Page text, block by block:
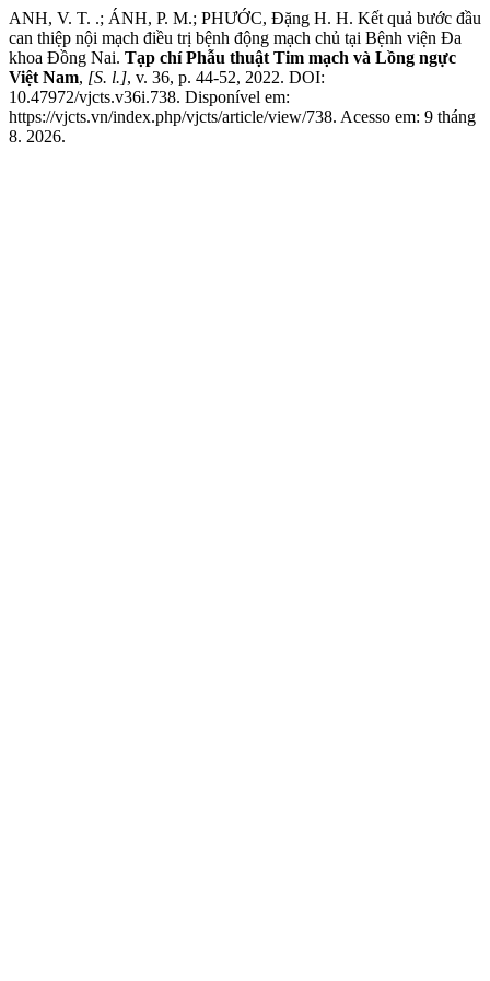
ANH, V. T. .; ÁNH, P. M.; PHƯỚC, Đặng H. H. Kết quả bước đầu
can thiệp nội mạch điều trị bệnh động mạch chủ tại Bệnh viện Đa
khoa Đồng Nai. Tạp chí Phẫu thuật Tim mạch và Lồng ngực
Việt Nam, [S. l.], v. 36, p. 44-52, 2022. DOI:
10.47972/vjcts.v36i.738. Disponível em:
https://vjcts.vn/index.php/vjcts/article/view/738. Acesso em: 9 tháng
8. 2026.